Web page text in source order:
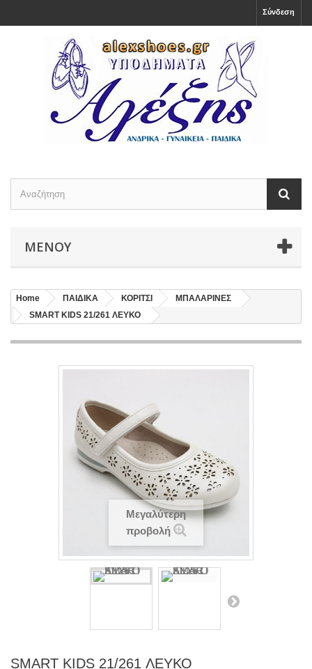
Σύνδεση
ΜΕΝΟΎ
Home ΠΑΙΔΙΚΑ ΚΟΡΙΤΣΙ
ΜΠΑΛΑΡΙΝΕΣ
SMART KIDS 21/261 ΛΕΥΚΟ
Μεγαλύτερη
προβολή
SMART KIDS 21/261 ΛΕΥΚΟ